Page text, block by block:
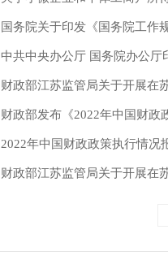
国务院关于印发《国务院工作
中共中央办公厅 国务院办公
财政部江苏监管局关于开展在
财政部发布《2022年中国财政
2022年中国财政政策执行情况
财政部江苏监管局关于开展在